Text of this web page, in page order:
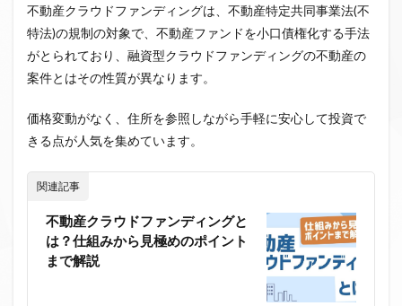
不動産クラウドファンディングは、不動産特定共同事業法(不
特法)の規制の対象で、不動産ファンドを小口債権化する手法
がとられており、融資型クラウドファンディングの不動産の
案件とはその性質が異なります。
価格変動がなく、住所を参照しながら手軽に安心して投資で
きる点が人気を集めています。
関連記事
不動産クラウドファンディングと
は？仕組みから見極めのポイント
まで解説